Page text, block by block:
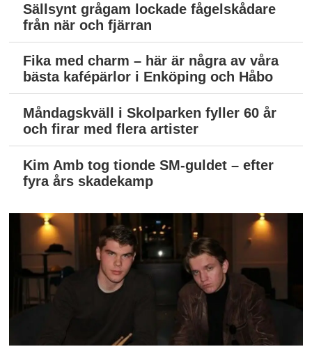
Sällsynt grågam lockade fågelskådare
från när och fjärran
Fika med charm – här är några av våra
bästa kafépärlor i Enköping och Håbo
Måndagskväll i Skolparken fyller 60 år
och firar med flera artister
Kim Amb tog tionde SM-guldet – efter
fyra års skadekamp